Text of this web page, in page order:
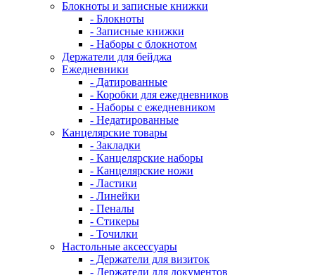
Блокноты и записные книжки
- Блокноты
- Записные книжки
- Наборы с блокнотом
Держатели для бейджа
Ежедневники
- Датированные
- Коробки для ежедневников
- Наборы с ежедневником
- Недатированные
Канцелярские товары
- Закладки
- Канцелярские наборы
- Канцелярские ножи
- Ластики
- Линейки
- Пеналы
- Стикеры
- Точилки
Настольные аксессуары
- Держатели для визиток
- Держатели для документов